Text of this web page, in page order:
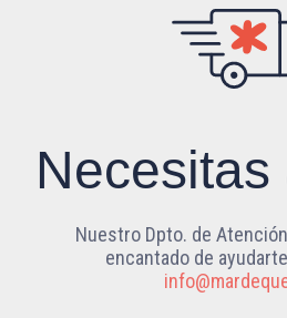
Necesitas
Nuestro Dpto. de
encantado de